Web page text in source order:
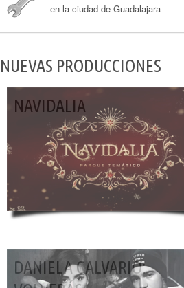
en la ciudad de Guadalajara
NUEVAS PRODUCCIONES
NAVIDALIA
DANIELA CALVARIO: